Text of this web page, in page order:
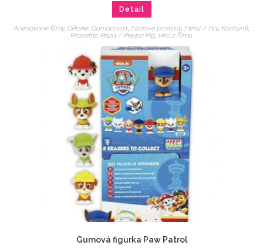
Detail
Animované filmy, Dětské, Domácnost, Filmové postavy, Filmy / Hry, Kuchyně,
Prasátko Pepa / Peppa Pig, Veci z filmu
Gumová figurka Paw Patrol